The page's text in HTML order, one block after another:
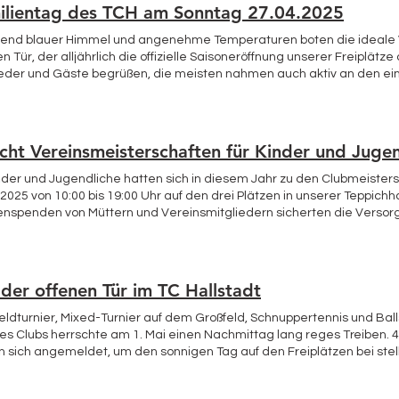
des TCH am Sonntag 27.04.2025
blauer Himmel und angenehme Temperaturen boten die ideale
Tür, der alljährlich die offizielle Saisoneröffnung unserer
und Gäste begrüßen, die meisten nahmen auch aktiv an den
das Geschehen an diesem sportlichen Nachmittag. Für die
Clubterrasse ein leckeres Küchenbuffet aufgebaut, wieder einmal
Moni und ihrer Helfer die beste Versorgung aller Gäste
die zum Gelingen dieses Tages beigetragen haben! Moni hat alles
Vereinsmeisterschaften für Kinder und
und Jugendliche hatten sich in diesem Jahr zu den
von 10:00 bis 19:00 Uhr auf den drei Plätzen in unserer
von Müttern und Vereinsmitgliedern sicherten die
durchgängig auf Zeit gespielt, jeder gegen jeden in der Gruppe,
alle Kinder stolz ihre Medaillen und Urkunden, wenngleich
Verlierer zu sehen waren. Einig war man sich darüber,
im Winter durchzuführen, schon die überaus gute Beteiligung
offenen Tür im TC Hallstadt
Mixed-Turnier auf dem Großfeld, Schnuppertennis und
Clubs herrschte am 1. Mai einen Nachmittag lang reges Treiben.
sich angemeldet, um den sonnigen Tag auf den Freiplätzen bei